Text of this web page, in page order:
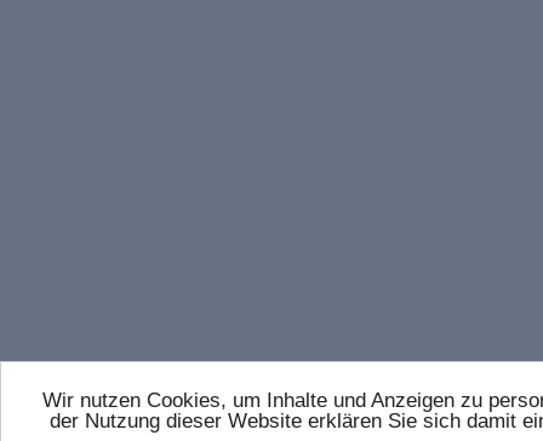
Wir nutzen Cookies, um Inhalte und Anzeigen zu
der Nutzung dieser Website erklären Sie sich damit